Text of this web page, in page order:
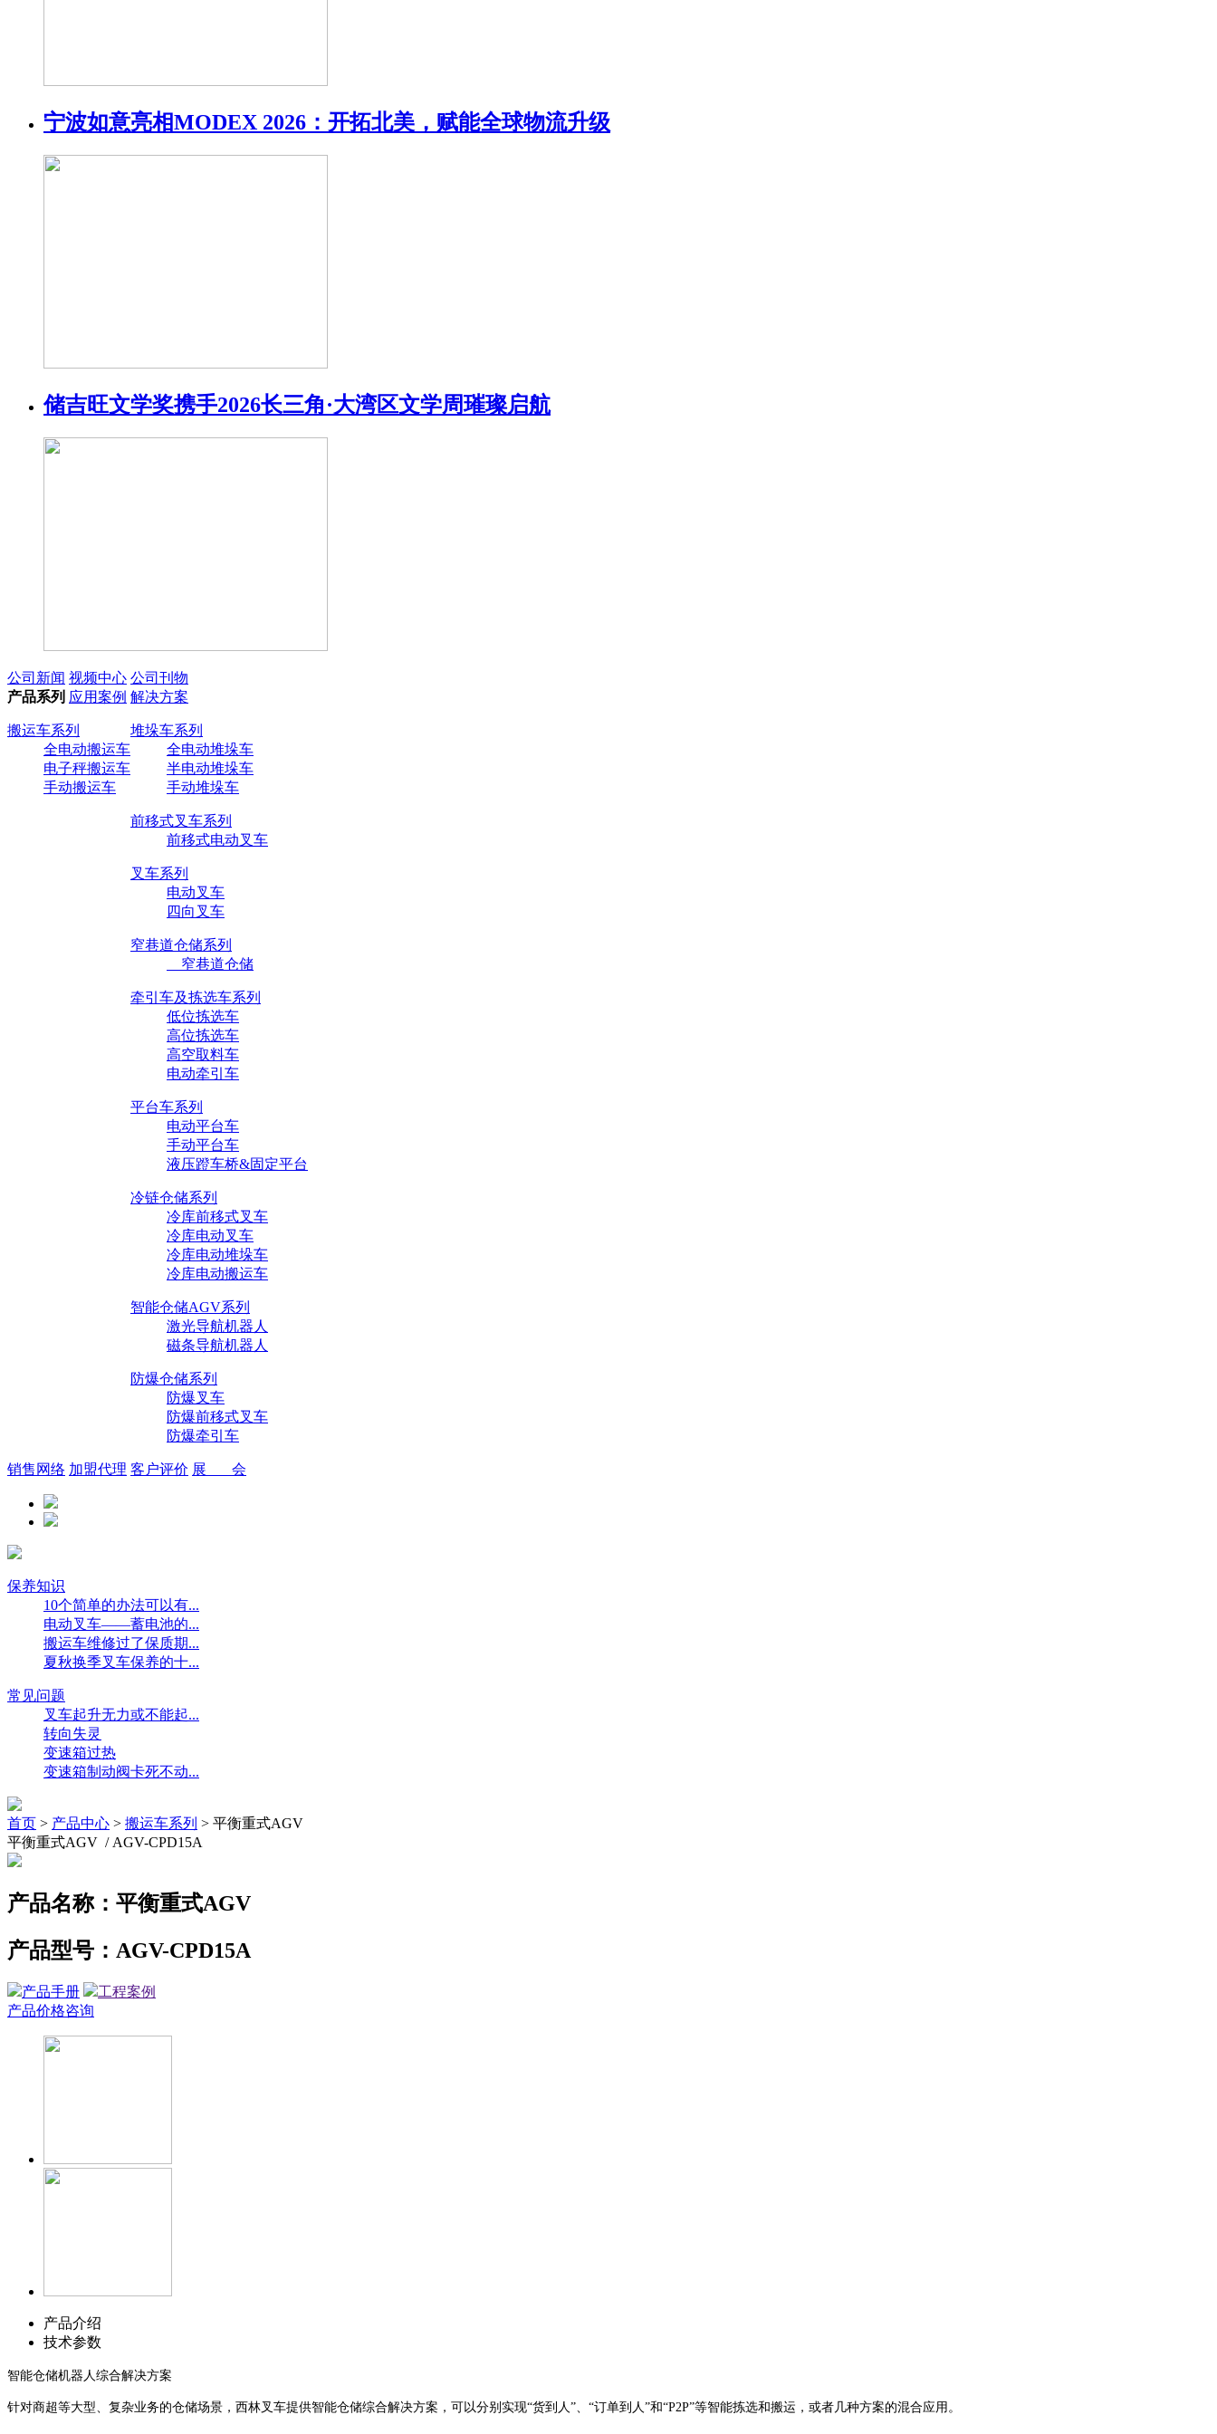
宁波如意亮相MODEX 2026：开拓北美，赋能全球物流升级
储吉旺文学奖携手2026长三角·大湾区文学周璀璨启航
公司新闻 视频中心 公司刊物
产品系列 应用案例 解决方案
搬运车系列
全电动搬运车
电子秤搬运车
手动搬运车
堆垛车系列
全电动堆垛车
半电动堆垛车
手动堆垛车
前移式叉车系列
前移式电动叉车
叉车系列
电动叉车
四向叉车
窄巷道仓储系列
窄巷道仓储
牵引车及拣选车系列
低位拣选车
高位拣选车
高空取料车
电动牵引车
平台车系列
电动平台车
手动平台车
液压蹬车桥&固定平台
冷链仓储系列
冷库前移式叉车
冷库电动叉车
冷库电动堆垛车
冷库电动搬运车
智能仓储AGV系列
激光导航机器人
磁条导航机器人
防爆仓储系列
防爆叉车
防爆前移式叉车
防爆牵引车
销售网络 加盟代理 客户评价 展 会
保养知识
10个简单的办法可以有...
电动叉车——蓄电池的...
搬运车维修过了保质期...
夏秋换季叉车保养的十...
常见问题
叉车起升无力或不能起...
转向失灵
变速箱过热
变速箱制动阀卡死不动...
首页 > 产品中心 > 搬运车系列 > 平衡重式AGV
平衡重式AGV / AGV-CPD15A
产品名称： 平衡重式AGV
产品型号： AGV-CPD15A
产品手册
工程案例
产品价格咨询
产品介绍
技术参数
智能仓储机器人综合解决方案
针对商超等大型、复杂业务的仓储场景，西林叉车提供智能仓储综合解决方案，可以分别实现“货到人”、“订单到人”和“P2P”等智能拣选和搬运，或者几种方案的混合应用。